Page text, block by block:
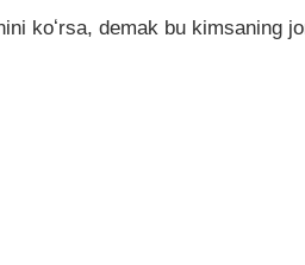
koʻrsa, demak bu